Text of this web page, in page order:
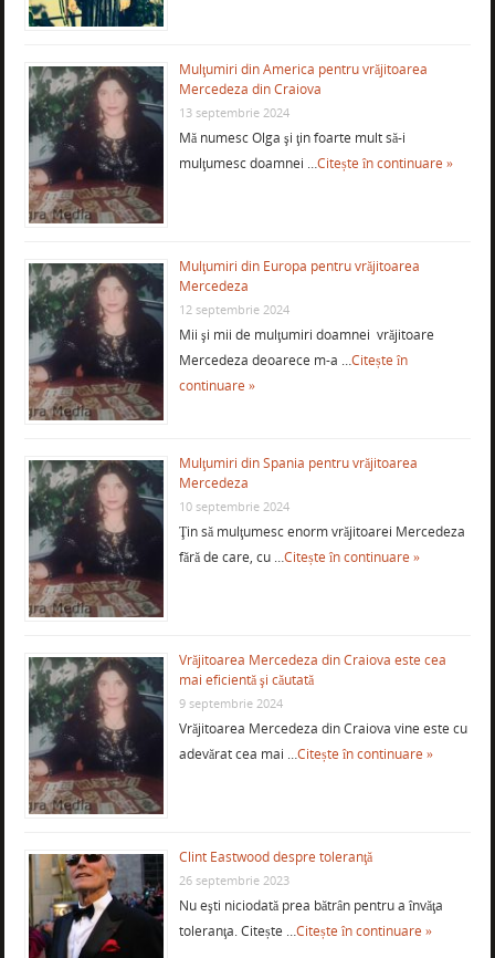
Mulţumiri din America pentru vrăjitoarea
Mercedeza din Craiova
13 septembrie 2024
Mă numesc Olga şi ţin foarte mult să-i
mulţumesc doamnei …Citește în continuare »
Mulţumiri din Europa pentru vrăjitoarea
Mercedeza
12 septembrie 2024
Mii şi mii de mulţumiri doamnei vrăjitoare
Mercedeza deoarece m-a …Citește în
continuare »
Mulţumiri din Spania pentru vrăjitoarea
Mercedeza
10 septembrie 2024
Ţin să mulţumesc enorm vrăjitoarei Mercedeza
fără de care, cu …Citește în continuare »
Vrăjitoarea Mercedeza din Craiova este cea
mai eficientă şi căutată
9 septembrie 2024
Vrăjitoarea Mercedeza din Craiova vine este cu
adevărat cea mai …Citește în continuare »
Clint Eastwood despre toleranţă
26 septembrie 2023
Nu eşti niciodată prea bătrân pentru a învăţa
toleranţa. Citește …Citește în continuare »